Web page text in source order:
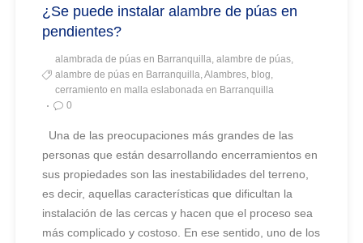
¿Se puede instalar alambre de púas en
pendientes?
alambrada de púas en Barranquilla, alambre de púas,
alambre de púas en Barranquilla, Alambres, blog,
cerramiento en malla eslabonada en Barranquilla
0
Una de las preocupaciones más grandes de las
personas que están desarrollando encerramientos en
sus propiedades son las inestabilidades del terreno,
es decir, aquellas características que dificultan la
instalación de las cercas y hacen que el proceso sea
más complicado y costoso. En ese sentido, uno de los